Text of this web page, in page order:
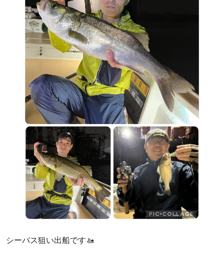
シーバス狙い出船です🚤